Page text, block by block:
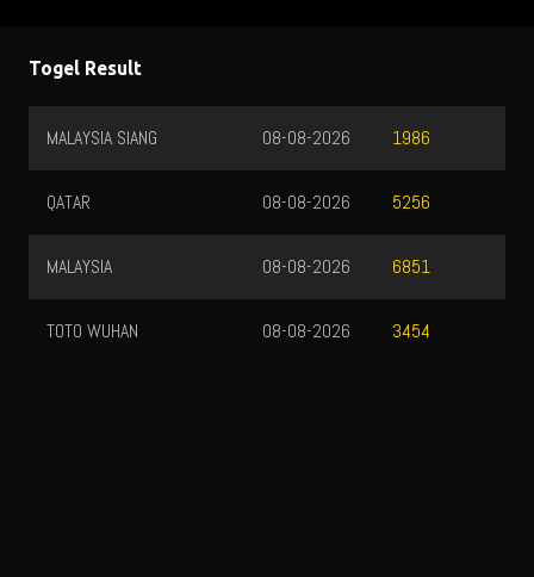
Togel Result
MALAYSIA SIANG 1986
08-08-2026
QATAR 5256
08-08-2026
MALAYSIA 6851
08-08-2026
TOTO WUHAN 3454
08-08-2026